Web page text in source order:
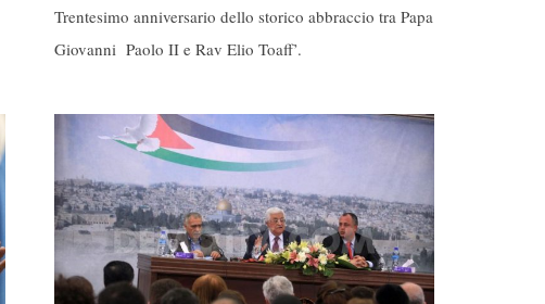
Trentesimo anniversario dello storico abbraccio tra Papa
Giovanni Paolo II e Rav Elio Toaff’.